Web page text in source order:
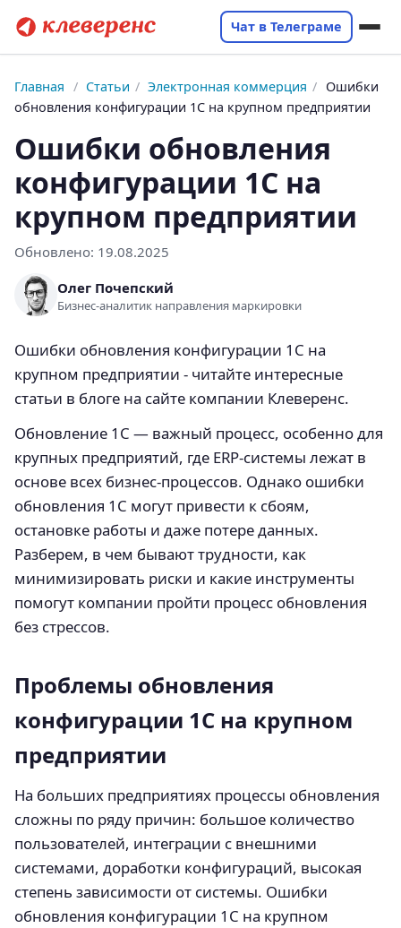
Чат в Телеграме
Главная / Статьи / Электронная коммерция / Ошибки
обновления конфигурации 1С на крупном предприятии
Ошибки обновления
конфигурации 1С на
крупном предприятии
Обновлено: 19.08.2025
Олег Почепский
Бизнес-аналитик направления маркировки
Ошибки обновления конфигурации 1С на
крупном предприятии - читайте интересные
статьи в блоге на сайте компании Клеверенс.
Обновление 1С — важный процесс, особенно для
крупных предприятий, где ERP-системы лежат в
основе всех бизнес-процессов. Однако ошибки
обновления 1С могут привести к сбоям,
остановке работы и даже потере данных.
Разберем, в чем бывают трудности, как
минимизировать риски и какие инструменты
помогут компании пройти процесс обновления
без стрессов.
Проблемы обновления
конфигурации 1С на крупном
предприятии
На больших предприятиях процессы обновления
сложны по ряду причин: большое количество
пользователей, интеграции с внешними
системами, доработки конфигураций, высокая
степень зависимости от системы. Ошибки
обновления конфигурации 1С на крупном